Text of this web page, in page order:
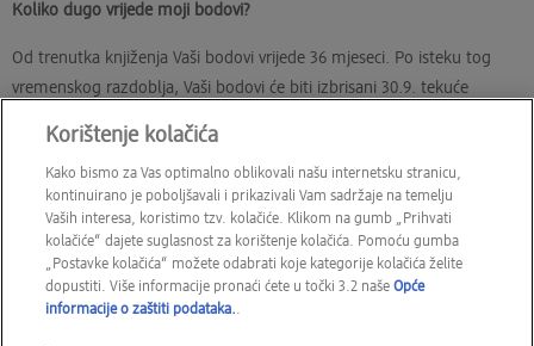
Koliko dugo vrijede moji bodovi?
Od trenutka knjiženja Vaši bodovi vrijede 36 mjeseci. Po isteku tog
vremenskog razdoblja, Vaši bodovi će biti izbrisani 30.9. tekuće
o tome brišu li se Vaši bodovi te koliko se bodova briše.
Kako se mogu osigurati da mi se bodovi ne obrišu?
dm active beauty će Vas informirati čim se približi termin brisanja
Vaših bodova. Molimo Vas da vodite brigu o redovitom korištenju
Korištenje kolačića
Kako bismo za Vas optimalno oblikovali našu internetsku stranicu,
kontinuirano je poboljšavali i prikazivali Vam sadržaje na temelju
Vaših interesa, koristimo tzv. kolačiće. Klikom na gumb „Prihvati
kolačiće“ dajete suglasnost za korištenje kolačića. Pomoću gumba
„Postavke kolačića“ možete odabrati koje kategorije kolačića želite
dopustiti. Više informacije pronaći ćete u točki 3.2 našeOpće
informacije o zaštiti podataka..